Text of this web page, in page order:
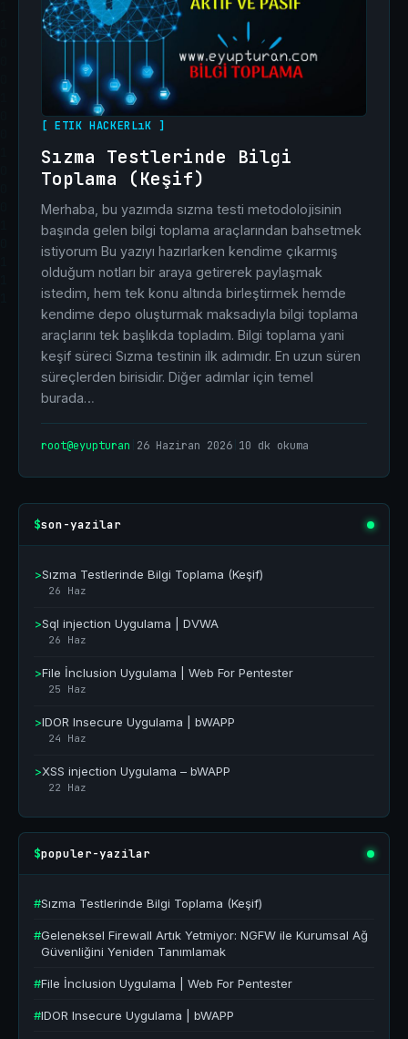
[ ETIK HACKERLıK ]
Sızma Testlerinde Bilgi
Toplama (Keşif)
Merhaba, bu yazımda sızma testi metodolojisinin
başında gelen bilgi toplama araçlarından bahsetmek
istiyorum Bu yazıyı hazırlarken kendime çıkarmış
olduğum notları bir araya getirerek paylaşmak
istedim, hem tek konu altında birleştirmek hemde
kendime depo oluşturmak maksadıyla bilgi toplama
araçlarını tek başlıkda topladım. Bilgi toplama yani
keşif süreci Sızma testinin ilk adımıdır. En uzun süren
süreçlerden birisidir. Diğer adımlar için temel
burada…
root@eyupturan 26 Haziran 2026 10 dk okuma
$son-yazilar
>Sızma Testlerinde Bilgi Toplama (Keşif)
26 Haz
>Sql injection Uygulama | DVWA
26 Haz
>File İnclusion Uygulama | Web For Pentester
25 Haz
>IDOR Insecure Uygulama | bWAPP
24 Haz
>XSS injection Uygulama – bWAPP
22 Haz
$populer-yazilar
#Sızma Testlerinde Bilgi Toplama (Keşif)
#Geleneksel Firewall Artık Yetmiyor: NGFW ile Kurumsal Ağ
Güvenliğini Yeniden Tanımlamak
#File İnclusion Uygulama | Web For Pentester
#IDOR Insecure Uygulama | bWAPP